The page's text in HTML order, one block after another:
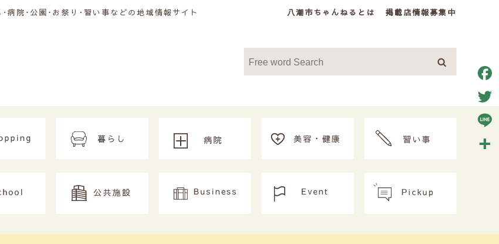
八潮市ちゃんねるとは 掲載店情報募集中
院･公園･お祭り･習い事などの地域情報サイト
Line